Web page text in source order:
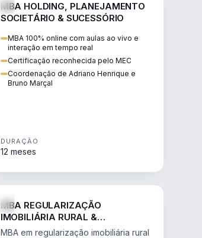
MBA HOLDING, PLANEJAMENTO
SOCIETÁRIO & SUCESSÓRIO
MBA 100% online com aulas ao vivo e
interação em tempo real
Certificação reconhecida pelo MEC
Coordenação de Adriano Henrique e
Bruno Marçal
DURAÇÃO
12 meses
MBA REGULARIZAÇÃO
IMOBILIÁRIA RURAL &
PROTEÇÃO PATRIMONIAL
MBA em regularização imobiliária rural